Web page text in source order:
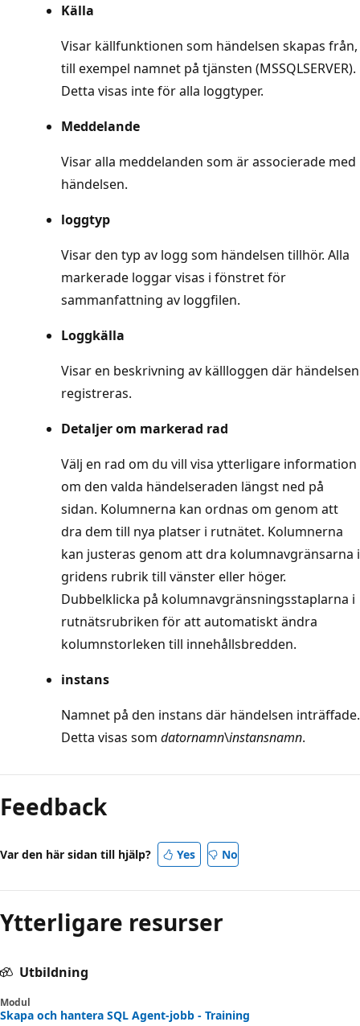
Källa
Visar källfunktionen som händelsen skapas från,
till exempel namnet på tjänsten (MSSQLSERVER).
Detta visas inte för alla loggtyper.
Meddelande
Visar alla meddelanden som är associerade med
händelsen.
loggtyp
Visar den typ av logg som händelsen tillhör. Alla
markerade loggar visas i fönstret för
sammanfattning av loggfilen.
Loggkälla
Visar en beskrivning av källloggen där händelsen
registreras.
Detaljer om markerad rad
Välj en rad om du vill visa ytterligare information
om den valda händelseraden längst ned på
sidan. Kolumnerna kan ordnas om genom att
dra dem till nya platser i rutnätet. Kolumnerna
kan justeras genom att dra kolumnavgränsarna i
gridens rubrik till vänster eller höger.
Dubbelklicka på kolumnavgränsningsstaplarna i
rutnätsrubriken för att automatiskt ändra
kolumnstorleken till innehållsbredden.
instans
Namnet på den instans där händelsen inträffade.
Detta visas som datornamn\instansnamn.
Feedback
Var den här sidan till hjälp? Yes No
Ytterligare resurser
Utbildning
Modul
Skapa och hantera SQL Agent-jobb - Training